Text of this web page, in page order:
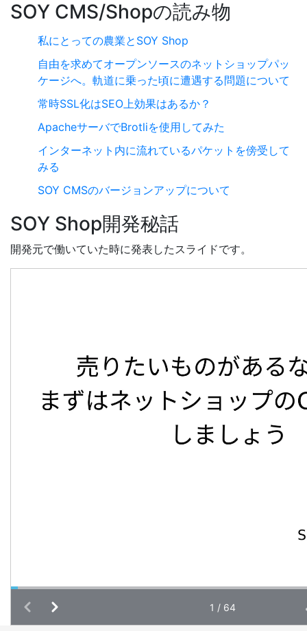
SOY CMS/Shopの読み物
私にとっての農業とSOY Shop
自由を求めてオープンソースのネットショップパッ
ケージへ。軌道に乗った頃に遭遇する問題について
常時SSL化はSEO上効果はあるか？
ApacheサーバでBrotliを使用してみた
インターネット内に流れているパケットを傍受して
みる
SOY CMSのバージョンアップについて
SOY Shop開発秘話
開発元で働いていた時に発表したスライドです。